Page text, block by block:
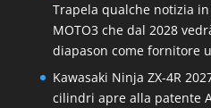
Trapela qualche notizia
MOTO3 che dal 2028
diapason come fornitore
Kawasaki Ninja ZX-4R
cilindri apre alla patente